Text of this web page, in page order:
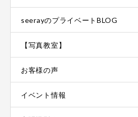
seerayのプライベートBLOG
【写真教室】
お客様の声
イベント情報